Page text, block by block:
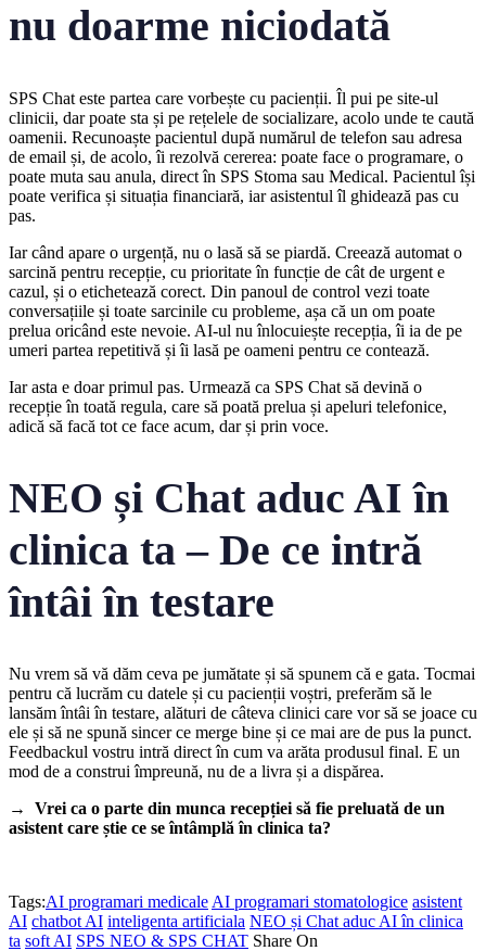
nu doarme niciodată
SPS Chat este partea care vorbește cu pacienții. Îl pui pe site-ul
clinicii, dar poate sta și pe rețelele de socializare, acolo unde te caută
oamenii. Recunoaște pacientul după numărul de telefon sau adresa
de email și, de acolo, îi rezolvă cererea: poate face o programare, o
poate muta sau anula, direct în SPS Stoma sau Medical. Pacientul își
poate verifica și situația financiară, iar asistentul îl ghidează pas cu
pas.
Iar când apare o urgență, nu o lasă să se piardă. Creează automat o
sarcină pentru recepție, cu prioritate în funcție de cât de urgent e
cazul, și o etichetează corect. Din panoul de control vezi toate
conversațiile și toate sarcinile cu probleme, așa că un om poate
prelua oricând este nevoie. AI-ul nu înlocuiește recepția, îi ia de pe
umeri partea repetitivă și îi lasă pe oameni pentru ce contează.
Iar asta e doar primul pas. Urmează ca SPS Chat să devină o
recepție în toată regula, care să poată prelua și apeluri telefonice,
adică să facă tot ce face acum, dar și prin voce.
NEO și Chat aduc AI în
clinica ta – De ce intră
întâi în testare
Nu vrem să vă dăm ceva pe jumătate și să spunem că e gata. Tocmai
pentru că lucrăm cu datele și cu pacienții voștri, preferăm să le
lansăm întâi în testare, alături de câteva clinici care vor să se joace cu
ele și să ne spună sincer ce merge bine și ce mai are de pus la punct.
Feedbackul vostru intră direct în cum va arăta produsul final. E un
mod de a construi împreună, nu de a livra și a dispărea.
→ Vrei ca o parte din munca recepției să fie preluată de un
asistent care știe ce se întâmplă în clinica ta?
Tags:AI programari medicale AI programari stomatologice asistent
AI chatbot AI inteligenta artificiala NEO și Chat aduc AI în clinica
ta soft AI SPS NEO & SPS CHAT Share On